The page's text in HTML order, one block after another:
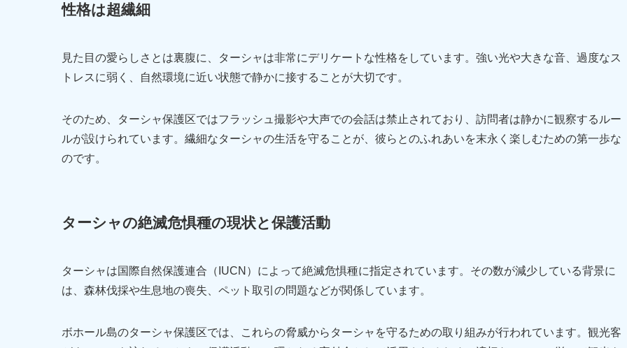
性格は超繊細
見た目の愛らしさとは裏腹に、ターシャは非常にデリケートな性格をしています。強い光や大きな音、過度なス
トレスに弱く、自然環境に近い状態で静かに接することが大切です。
そのため、ターシャ保護区ではフラッシュ撮影や大声での会話は禁止されており、訪問者は静かに観察するルー
ルが設けられています。繊細なターシャの生活を守ることが、彼らとのふれあいを末永く楽しむための第一歩な
のです。
ターシャの絶滅危惧種の現状と保護活動
ターシャは国際自然保護連合（IUCN）によって絶滅危惧種に指定されています。その数が減少している背景に
は、森林伐採や生息地の喪失、ペット取引の問題などが関係しています。
ボホール島のターシャ保護区では、これらの脅威からターシャを守るための取り組みが行われています。観光客